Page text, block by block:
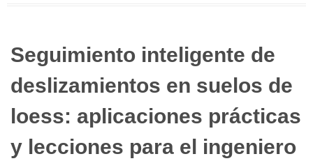
Seguimiento inteligente de
deslizamientos en suelos de
loess: aplicaciones prácticas
y lecciones para el ingeniero